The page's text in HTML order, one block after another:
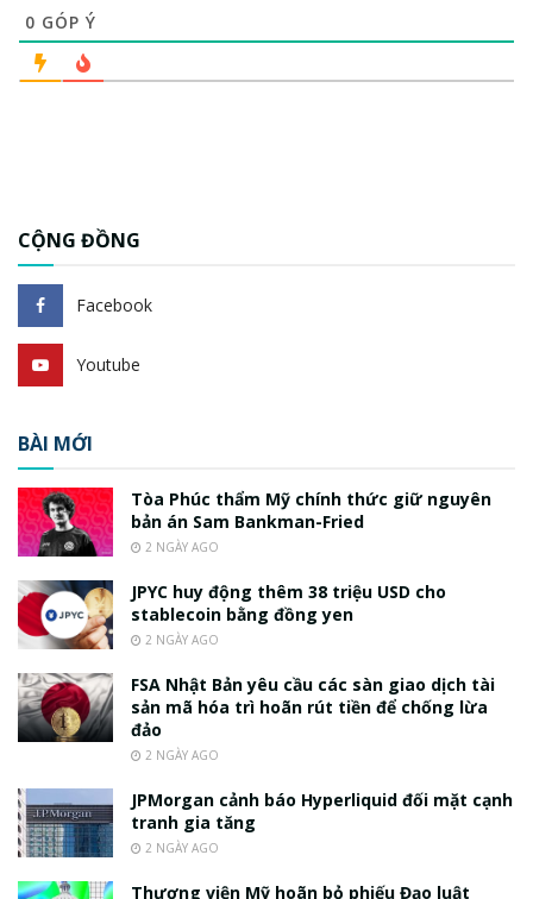
0 GÓP Ý
CỘNG ĐỒNG
Facebook
Youtube
BÀI MỚI
Tòa Phúc thẩm Mỹ chính thức giữ nguyên
bản án Sam Bankman-Fried
2 NGÀY AGO
JPYC huy động thêm 38 triệu USD cho
stablecoin bằng đồng yen
2 NGÀY AGO
FSA Nhật Bản yêu cầu các sàn giao dịch tài
sản mã hóa trì hoãn rút tiền để chống lừa
đảo
2 NGÀY AGO
JPMorgan cảnh báo Hyperliquid đối mặt cạnh
tranh gia tăng
2 NGÀY AGO
Thượng viện Mỹ hoãn bỏ phiếu Đạo luật